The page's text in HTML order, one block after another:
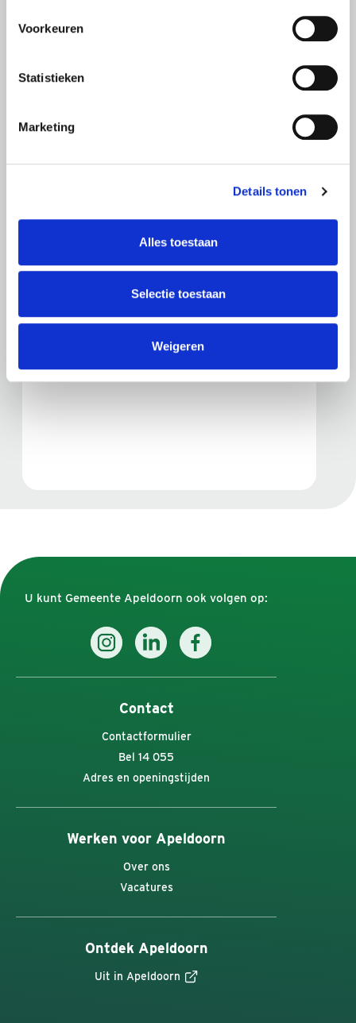
Voorkeuren
Statistieken
Marketing
Details tonen
Alles toestaan
Selectie toestaan
Weigeren
Parkeren in Apeldoorn
Parkeren: veelgestelde vragen
U kunt Gemeente Apeldoorn ook volgen op:
Contact
Contactformulier
Bel 14 055
Adres en openingstijden
Werken voor Apeldoorn
Over ons
Vacatures
Ontdek Apeldoorn
Uit in Apeldoorn